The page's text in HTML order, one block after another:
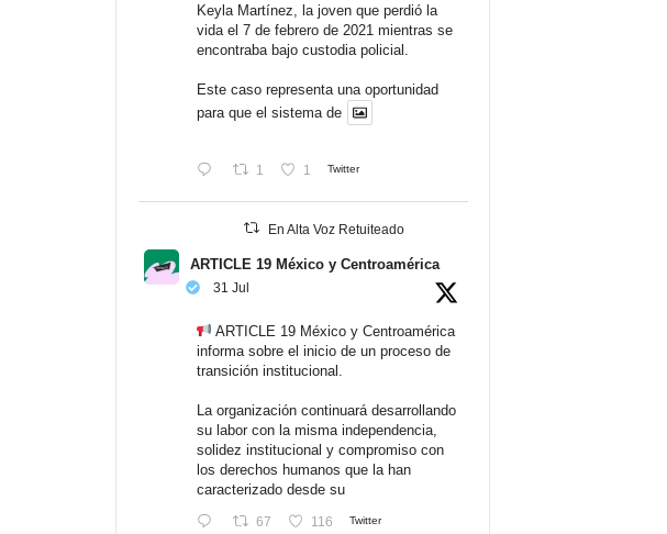
Keyla Martínez, la joven que perdió la
vida el 7 de febrero de 2021 mientras se
encontraba bajo custodia policial.
Este caso representa una oportunidad
para que el sistema de
1 1 Twitter
En Alta Voz Retuiteado
ARTICLE 19 México y Centroamérica
31 Jul
ARTICLE 19 México y Centroamérica
informa sobre el inicio de un proceso de
transición institucional.
La organización continuará desarrollando
su labor con la misma independencia,
solidez institucional y compromiso con
los derechos humanos que la han
caracterizado desde su
67 116 Twitter